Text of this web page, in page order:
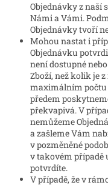
Objednávky z naší
Námi a Vámi.
Objednávky tvoří
Mohou nastat i
Objednávku
není dostupné
Zboží, než kolik je
maximálním počtu
předem
překvapivá. V
nemůžeme
a zašleme Vám
v pozměněné
v takovém případě
potvrdíte.
V případě, že v